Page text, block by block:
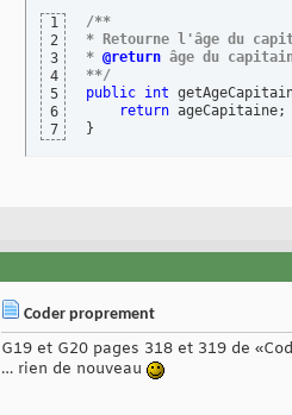
1
2
3
4
5
6
7
/**
* Retourne l'âge du
* @return âge du
**/
public int
return
}
Coder proprement
G19 et G20 pages 318 et 319 de
… rien de nouveau